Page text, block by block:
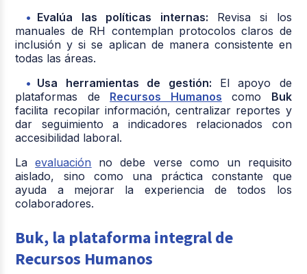
Evalúa las políticas internas: Revisa si los
manuales de RH contemplan protocolos claros de
inclusión y si se aplican de manera consistente en
todas las áreas.
Usa herramientas de gestión: El apoyo de
plataformas de Recursos Humanos como Buk
facilita recopilar información, centralizar reportes y
dar seguimiento a indicadores relacionados con
accesibilidad laboral.
Laevaluación no debe verse como un requisito
aislado, sino como una práctica constante que
ayuda a mejorar la experiencia de todos los
colaboradores.
Buk, la plataforma integral de
Recursos Humanos